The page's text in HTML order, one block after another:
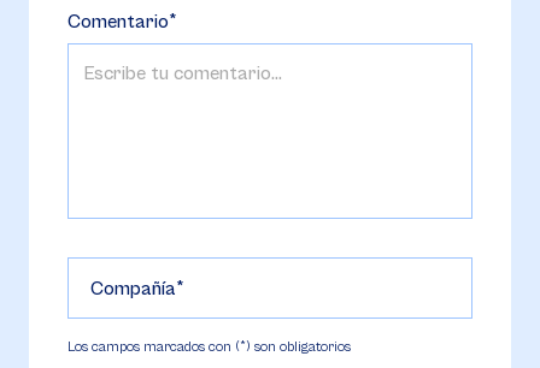
Comentario
Compañía
Los campos marcados con (*) son obligatorios